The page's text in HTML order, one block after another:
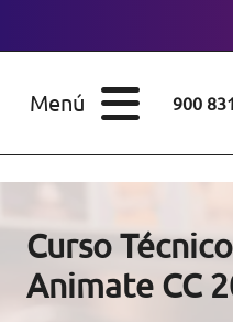
Menú 900
CONOCE EUROINNOVA
Curso
Animate CC